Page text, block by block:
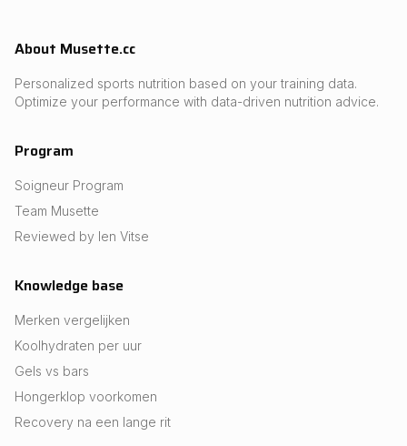
About Musette.cc
Personalized sports nutrition based on your training data.
Optimize your performance with data-driven nutrition advice.
Program
Soigneur Program
Team Musette
Reviewed by Ien Vitse
Knowledge base
Merken vergelijken
Koolhydraten per uur
Gels vs bars
Hongerklop voorkomen
Recovery na een lange rit